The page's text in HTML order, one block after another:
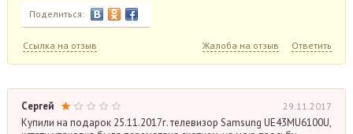
Поделиться:
Ссылка на отзыв Жалоба на отзыв Ответить
Сергей 29.11.2017
Купили на подарок 25.11.2017г. телевизор Samsung UE43MU6100U,